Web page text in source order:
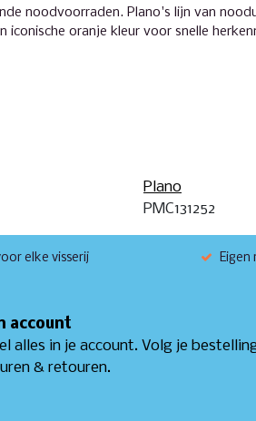
noodvoorraden. Plano's lijn van
oranje kleur voor snelle
Plano
PMC131252
elke visserij Eigen
account
alles in je account. Volg je
& retouren.